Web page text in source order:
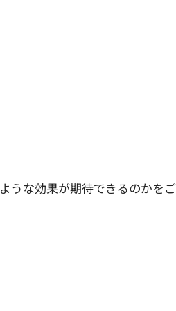
うな効果が期待できるのかを